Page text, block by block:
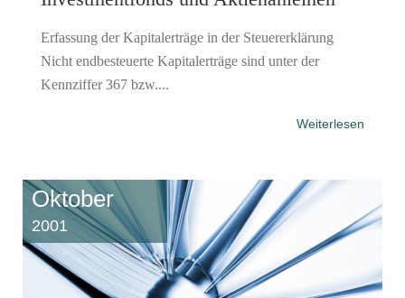
Erfassung der Kapitalerträge in der Steuererklärung
Nicht endbesteuerte Kapitalerträge sind unter der
Kennziffer 367 bzw....
Weiterlesen
Oktober
2001